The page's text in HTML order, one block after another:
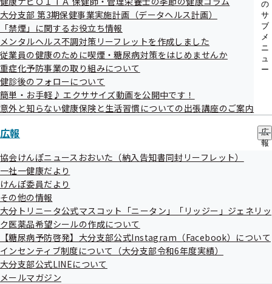
の
サ
ブ
メ
ニ
ュ
ー
大分支部 第3期保健事業実施計画（データヘルス計画）
「禁煙」に関するお役立ち情報
メンタルヘルス不調対策リーフレットを作成しました
従業員の健康のために喫煙・糖尿病対策をはじめませんか
重症化予防事業の取り組みについて
健診後のフォローについて
簡単・お手軽♪ エクササイズ動画を公開中です！
意外と知らない健康保険と生活習慣についての出張講座のご案内
広報
広
報
ュ
協会けんぽニュースおおいた（納入告知書同封リーフレット）
一社一健康だより
けんぽ委員だより
その他の情報
大分トリニータ公式マスコット「ニータン」「リッジー」ジェネリッ
ク医薬品希望シールの作成について
【糖尿病予防啓発】大分支部公式Instagram（Facebook）について
インセンティブ制度について（大分支部令和6年度実績）
大分支部公式LINEについて
メールマガジン
医療費情報
①保険給付費
医療費から患者負担分を除いた現物給付費と傷病手当金等の
現金給付費を合計したもの
「入院時食事療養費・生活療養費（標準負担額差額支給
分を除く）」は含まない
②現物給付費（診療費）
診療報酬明細書（レセプト）の点数の10倍である医療費から
患者負担分を除いた金額【入院、入院外、歯科別】